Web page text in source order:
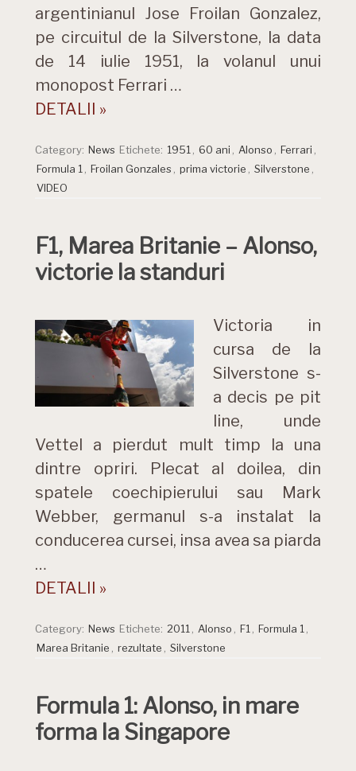
argentinianul Jose Froilan Gonzalez,
pe circuitul de la Silverstone, la data
de 14 iulie 1951, la volanul unui
monopost Ferrari …
DETALII »
Category: News Etichete: 1951 60 ani Alonso Ferrari
Formula 1
Froilan Gonzales prima victorie Silverstone
VIDEO
F1, Marea Britanie – Alonso,
victorie la standuri
Victoria in
cursa de la
Silverstone s-
a decis pe pit
line, unde
Vettel a pierdut mult timp la una
dintre opriri. Plecat al doilea, din
spatele coechipierului sau Mark
Webber, germanul s-a instalat la
conducerea cursei, insa avea sa piarda
…
DETALII »
Category: News Etichete: 2011 Alonso F1 Formula 1
Marea Britanie
rezultate Silverstone
Formula 1: Alonso, in mare
forma la Singapore